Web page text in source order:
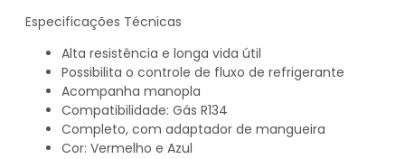
Especificações Técnicas
Alta resistência e longa vida útil
Possibilita o controle de fluxo de refrigerante
Acompanha manopla
Compatibilidade: Gás R134
Completo, com adaptador de mangueira
Cor: Vermelho e Azul